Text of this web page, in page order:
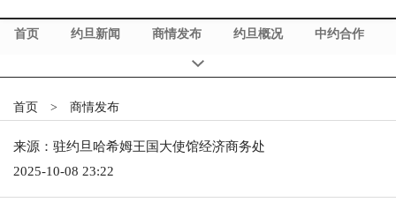
首页 约旦新闻 商情发布 约旦概况 中约合作
首页 > 商情发布
来源：驻约旦哈希姆王国大使馆经济商务处
2025-10-08 23:22